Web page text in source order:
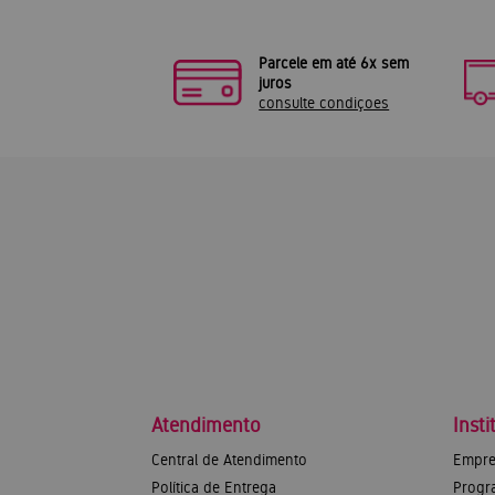
Parcele em até 6x sem
juros
consulte condiçoes
Atendimento
Central de Atendimento
Política de Entrega